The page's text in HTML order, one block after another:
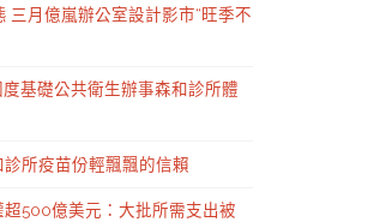
三月億嵐辦公室設計影市“旺季不
基礎公共衛生辦事森和診所體
所疫苗份輕飄飄的信賴
500億美元：大批所需支出被